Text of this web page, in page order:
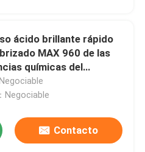
ácido brillante rápido
MAX 960 de las
químicas del
de la velocidad de la
Negociable
Contacto